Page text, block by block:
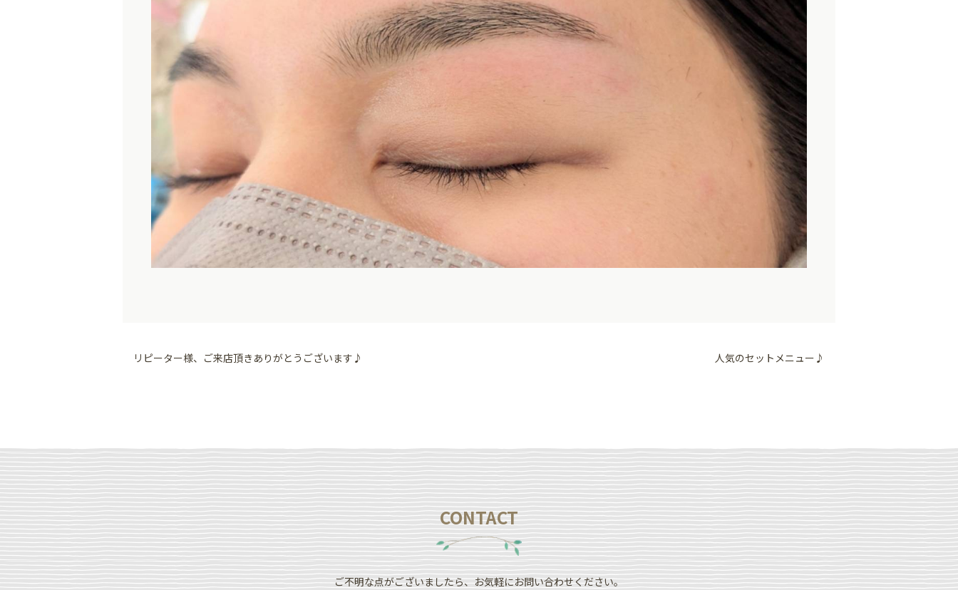
リピーター様、ご来店頂きありがとうございます♪ 人気のセットメニュー♪
CONTACT
ご不明な点がございましたら、お気軽にお問い合わせください。